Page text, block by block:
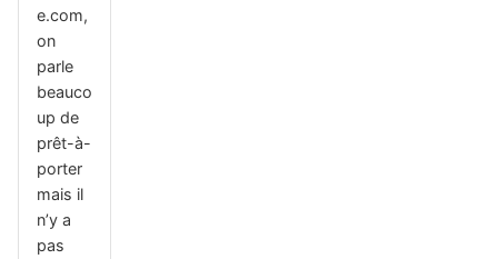
e.com,
on
parle
beauco
up de
prêt-à-
porter
mais il
n’y a
pas